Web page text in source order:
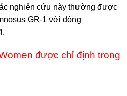
nghiên cứu này thường được
GR-1 với dòng
được chỉ định trong